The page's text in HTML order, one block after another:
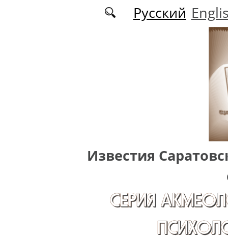
Перейти к основному содержаниюРусский
Известия
СЕРИЯ